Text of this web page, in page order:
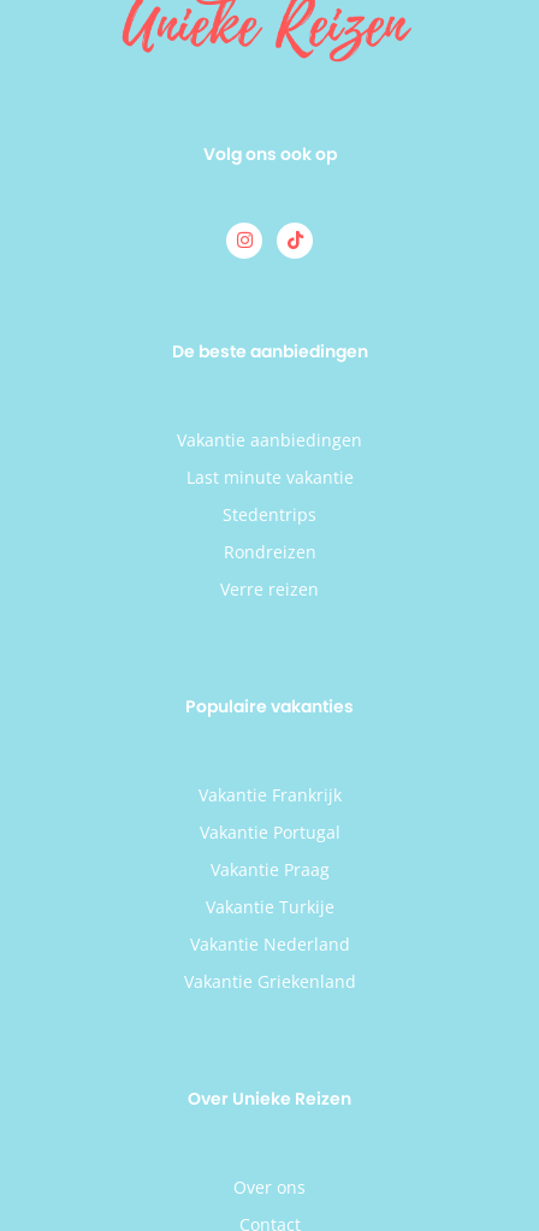
Volg ons ook op
De beste aanbiedingen
Vakantie aanbiedingen
Last minute vakantie
Stedentrips
Rondreizen
Verre reizen
Populaire vakanties
Vakantie Frankrijk
Vakantie Portugal
Vakantie Praag
Vakantie Turkije
Vakantie Nederland
Vakantie Griekenland
Over Unieke Reizen
Over ons
Contact